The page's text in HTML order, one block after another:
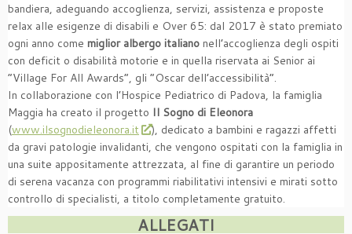
bandiera, adeguando accoglienza, servizi, assistenza e proposte
relax alle esigenze di disabili e Over 65: dal 2017 è stato premiato
ogni anno come miglior albergo italiano nell’accoglienza degli ospiti
con deficit o disabilità motorie e in quella riservata ai Senior ai
“Village For All Awards”, gli “Oscar dell’accessibilità”.
In collaborazione con l’Hospice Pediatrico di Padova, la famiglia
Maggia ha creato il progetto Il Sogno di Eleonora
(www.ilsognodieleonora.it
), dedicato a bambini e ragazzi affetti
da gravi patologie invalidanti, che vengono ospitati con la famiglia in
una suite appositamente attrezzata, al fine di garantire un periodo
di serena vacanza con programmi riabilitativi intensivi e mirati sotto
controllo di specialisti, a titolo completamente gratuito.
ALLEGATI